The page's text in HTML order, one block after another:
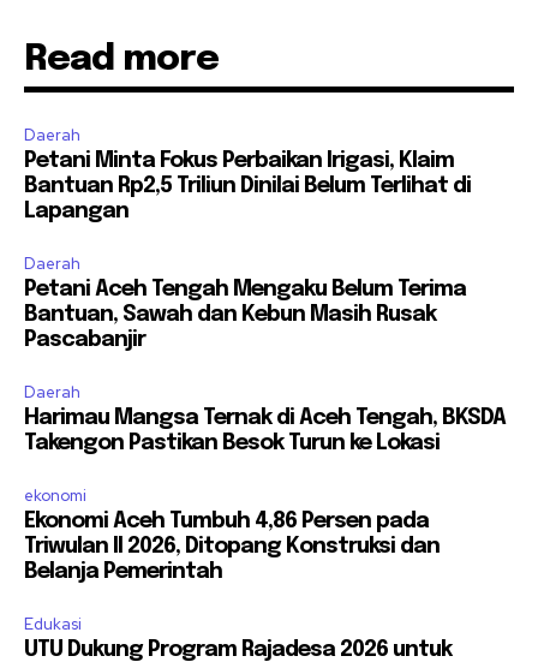
Read more
Daerah
Petani Minta Fokus Perbaikan Irigasi, Klaim
Bantuan Rp2,5 Triliun Dinilai Belum Terlihat di
Lapangan
Daerah
Petani Aceh Tengah Mengaku Belum Terima
Bantuan, Sawah dan Kebun Masih Rusak
Pascabanjir
Daerah
Harimau Mangsa Ternak di Aceh Tengah, BKSDA
Takengon Pastikan Besok Turun ke Lokasi
ekonomi
Ekonomi Aceh Tumbuh 4,86 Persen pada
Triwulan II 2026, Ditopang Konstruksi dan
Belanja Pemerintah
Edukasi
UTU Dukung Program Rajadesa 2026 untuk